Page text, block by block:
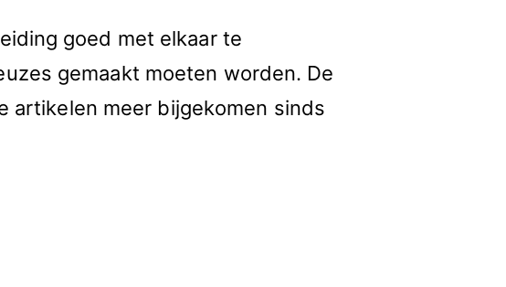
goed met elkaar te
gemaakt moeten worden. De
artikelen meer bijgekomen sinds